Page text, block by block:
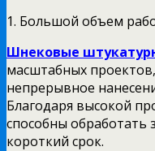
1. Большой объем
Шнековые
масштабных
непрерывное
Благодаря высокой
способны обработать
короткий срок.